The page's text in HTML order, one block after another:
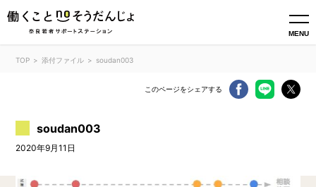
MENU
TOP 添付ファイル soudan003
このページをシェアする
soudan003
2020年9月11日